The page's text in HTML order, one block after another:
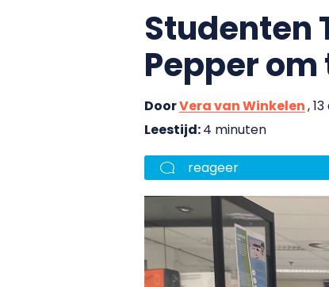
Studenten
Pepper
DoorVera van Winkelen,
Leestijd:4 minuten
reageer